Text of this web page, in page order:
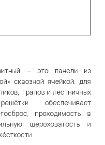
— это панели из
сквозной ячейкой. для
трапов и лестничных
обеспечивает
проходимость в
шероховатость и